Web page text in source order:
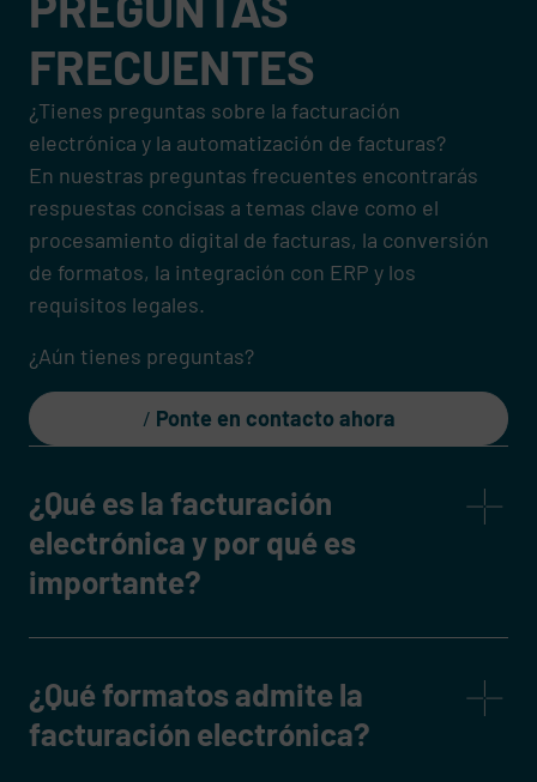
FRECUENTES
¿Tienes preguntas sobre la facturación
electrónica y la automatización de facturas?
En nuestras preguntas frecuentes encontrarás
respuestas concisas a temas clave como el
procesamiento digital de facturas, la conversión
de formatos, la integración con ERP y los
requisitos legales.
¿Aún tienes preguntas?
Ponte en contacto ahora
¿Qué es la facturación
electrónica y por qué es
importante?
¿Qué formatos admite la
facturación electrónica?